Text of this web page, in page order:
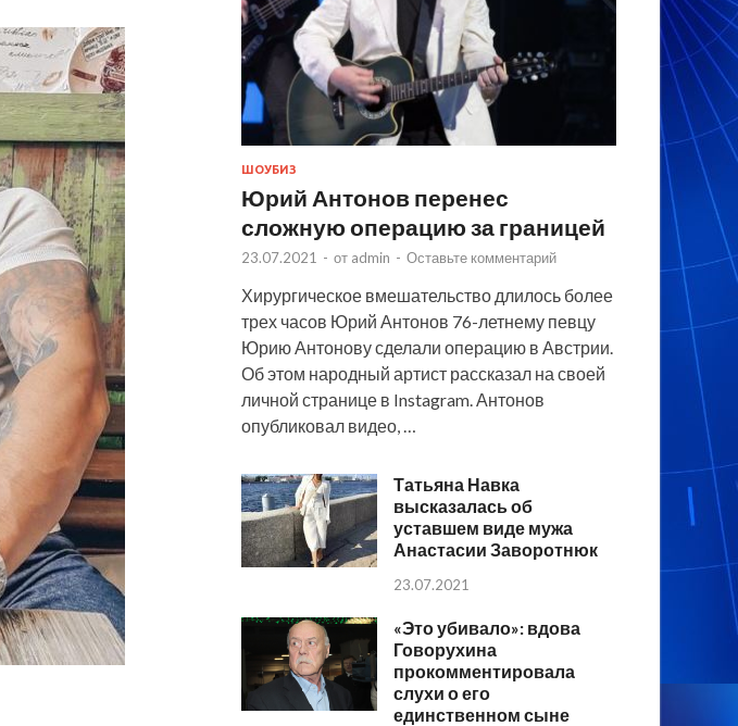
ШОУБИЗ
Юрий Антонов перенес
сложную операцию за границей
23.07.2021 - от admin - Оставьте комментарий
Хирургическое вмешательство длилось более
трех часов Юрий Антонов 76-летнему певцу
Юрию Антонову сделали операцию в Австрии.
Об этом народный артист рассказал на своей
личной странице в Instagram. Антонов
опубликовал видео, …
Татьяна Навка
высказалась об
уставшем виде мужа
Анастасии Заворотнюк
23.07.2021
«Это убивало»: вдова
Говорухина
прокомментировала
слухи о его
единственном сыне